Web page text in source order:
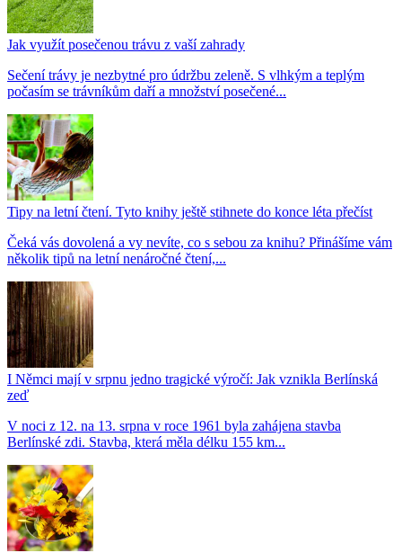
Jak využít posečenou trávu z vaší zahrady
Sečení trávy je nezbytné pro údržbu zeleně. S vlhkým a teplým
počasím se trávníkům daří a množství posečené...
Tipy na letní čtení. Tyto knihy ještě stihnete do konce léta přečíst
Čeká vás dovolená a vy nevíte, co s sebou za knihu? Přinášíme vám
několik tipů na letní nenáročné čtení,...
I Němci mají v srpnu jedno tragické výročí: Jak vznikla Berlínská
zeď
V noci z 12. na 13. srpna v roce 1961 byla zahájena stavba
Berlínské zdi. Stavba, která měla délku 155 km...